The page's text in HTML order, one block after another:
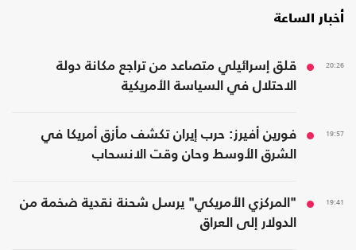
أخبار الساعة
20:26
قلق إسرائيلي متصاعد من تراجع مكانة دولة
الاحتلال في السياسة الأمريكية
19:57
فورين أفيرز: حرب إيران تكشف مأزق أمريكا في
الشرق الأوسط وحان وقت الانسحاب
19:41
"المركزي الأمريكي" يرسل شحنة نقدية ضخمة من
الدولار إلى العراق